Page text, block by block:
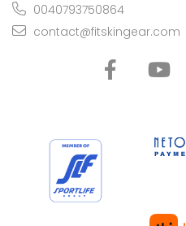
0040793750864
contact@fitskingear.com